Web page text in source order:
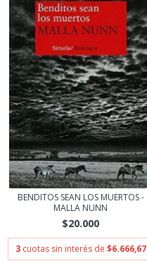
BENDITOS SEAN LOS MUERTOS -
MALLA NUNN
$20.000
3 cuotas sin interés de $6.666,67